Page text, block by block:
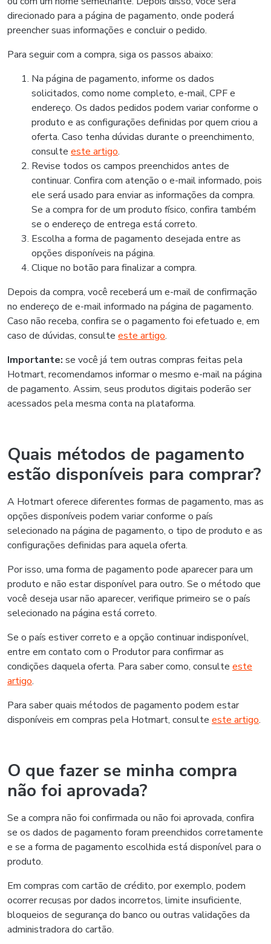
direcionado para a página de pagamento, onde poderá
preencher suas informações e concluir o pedido.
Para seguir com a compra, siga os passos abaixo:
Na página de pagamento, informe os dados
solicitados, como nome completo, e-mail, CPF e
endereço. Os dados pedidos podem variar conforme o
produto e as configurações definidas por quem criou a
oferta. Caso tenha dúvidas durante o preenchimento,
consulte este artigo.
Revise todos os campos preenchidos antes de
continuar. Confira com atenção o e-mail informado, pois
ele será usado para enviar as informações da compra.
Se a compra for de um produto físico, confira também
se o endereço de entrega está correto.
Escolha a forma de pagamento desejada entre as
opções disponíveis na página.
Clique no botão para finalizar a compra.
Depois da compra, você receberá um e-mail de confirmação
no endereço de e-mail informado na página de pagamento.
Caso não receba, confira se o pagamento foi efetuado e, em
caso de dúvidas, consulte este artigo.
Importante: se você já tem outras compras feitas pela
Hotmart, recomendamos informar o mesmo e-mail na página
de pagamento. Assim, seus produtos digitais poderão ser
acessados pela mesma conta na plataforma.
Quais métodos de pagamento
estão disponíveis para comprar?
A Hotmart oferece diferentes formas de pagamento, mas as
opções disponíveis podem variar conforme o país
selecionado na página de pagamento, o tipo de produto e as
configurações definidas para aquela oferta.
Por isso, uma forma de pagamento pode aparecer para um
produto e não estar disponível para outro. Se o método que
você deseja usar não aparecer, verifique primeiro se o país
selecionado na página está correto.
Se o país estiver correto e a opção continuar indisponível,
entre em contato com o Produtor para confirmar as
condições daquela oferta. Para saber como, consulte este
artigo.
Para saber quais métodos de pagamento podem estar
disponíveis em compras pela Hotmart, consulte este artigo.
O que fazer se minha compra
não foi aprovada?
Se a compra não foi confirmada ou não foi aprovada, confira
se os dados de pagamento foram preenchidos corretamente
e se a forma de pagamento escolhida está disponível para o
produto.
Em compras com cartão de crédito, por exemplo, podem
ocorrer recusas por dados incorretos, limite insuficiente,
bloqueios de segurança do banco ou outras validações da
administradora do cartão.